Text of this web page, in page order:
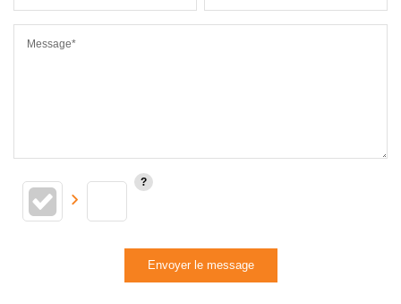
Message*
Envoyer le message